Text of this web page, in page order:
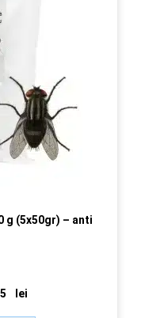
g (5x50gr) – anti
lei